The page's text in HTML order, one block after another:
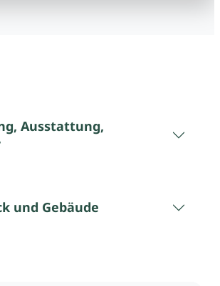
Ausstattung,
und Gebäude